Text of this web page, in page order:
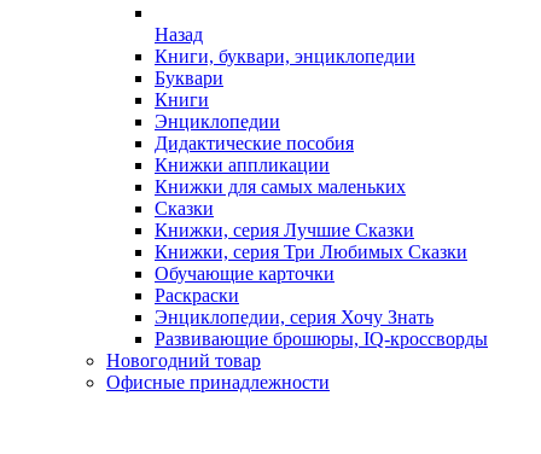
Назад
Книги, буквари, энциклопедии
Буквари
Книги
Энциклопедии
Дидактические пособия
Книжки аппликации
Книжки для самых маленьких
Сказки
Книжки, серия Лучшие Сказки
Книжки, серия Три Любимых Сказки
Обучающие карточки
Раскраски
Энциклопедии, серия Хочу Знать
Развивающие брошюры, IQ-кроссворды
Новогодний товар
Офисные принадлежности